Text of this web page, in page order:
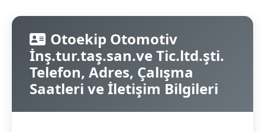
Otoekip Otomotiv
İnş.tur.taş.san.ve Tic.ltd.şti.
Telefon, Adres, Çalışma
Saatleri ve İletişim Bilgileri